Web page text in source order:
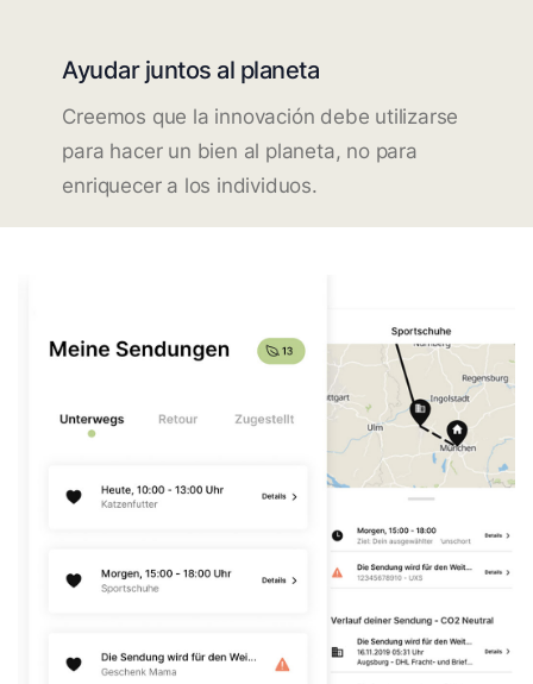
Ayudar juntos al planeta
Creemos que la innovación debe utilizarse
para hacer un bien al planeta, no para
enriquecer a los individuos.